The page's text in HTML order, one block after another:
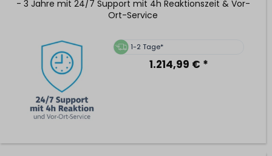
- 3 Jahre mit 24/7 Support mit 4h Reaktionszeit & Vor-
Ort-Service
1-2 Tage*
1.214,99 € *